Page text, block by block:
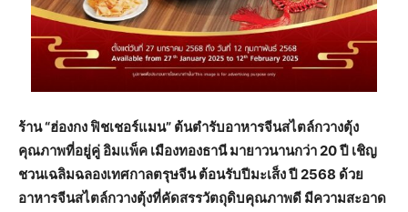
ร้าน “ฮ่องกง ฟิชเชอร์แมน” ต้นตำรับอาหารจีนสไตล์กวางตุ้ง
คุณภาพที่อยู่คู่ อิมแพ็ค เมืองทองธานี มายาวนานกว่า 20 ปี เชิญ
ชวนเฉลิมฉลองเทศกาลตรุษจีน ต้อนรับปีมะเส็ง ปี 2568 ด้วย
อาหารจีนสไตล์กวางตุ้งที่คัดสรรวัตถุดิบคุณภาพดี มีความสะอาด